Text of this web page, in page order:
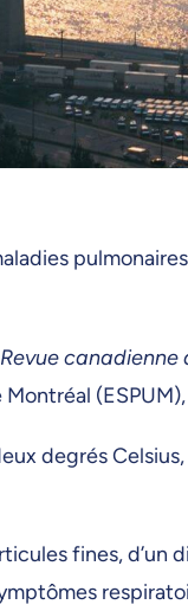
Revue canadienne
degrés
fines,